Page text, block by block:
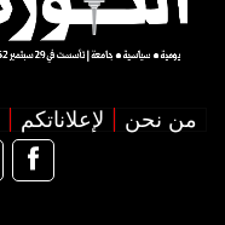
من نحن لإعلاناتكم